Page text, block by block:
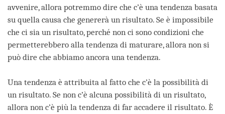
avvenire, allora potremmo dire che c’è una tendenza basata
su quella causa che genererà un risultato. Se è impossibile
che ci sia un risultato, perché non ci sono condizioni che
permetterebbero alla tendenza di maturare, allora non si
può dire che abbiamo ancora una tendenza.
Una tendenza è attribuita al fatto che c’è la possibilità di
un risultato. Se non c’è alcuna possibilità di un risultato,
allora non c’è più la tendenza di far accadere il risultato. È